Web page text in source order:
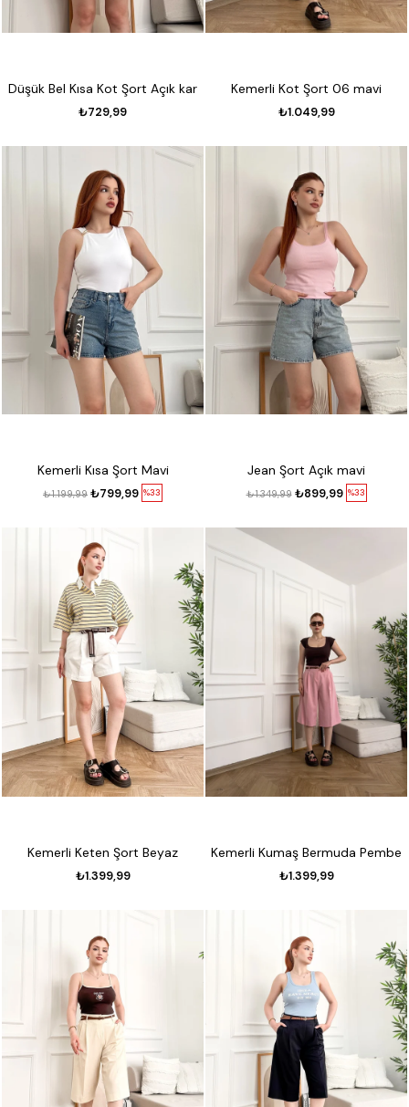
Düşük Bel Kısa Kot Şort Açık kar
₺729,99
Kemerli Kot Şort 06 mavi
₺1.049,99
Kemerli Kısa Şort Mavi
%33
₺799,99
₺1.199,99
Jean Şort Açık mavi
%33
₺899,99
₺1.349,99
Kemerli Keten Şort Beyaz
₺1.399,99
Kemerli Kumaş Bermuda Pembe
₺1.399,99